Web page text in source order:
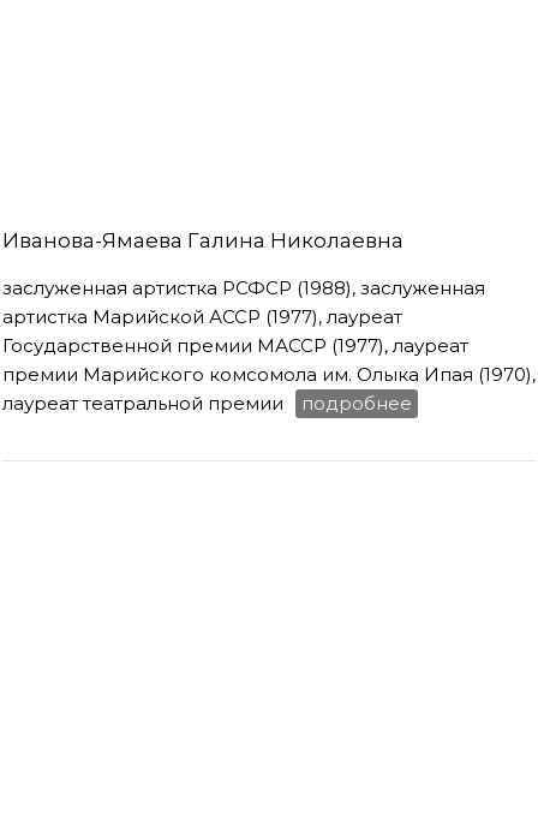
Иванова-Ямаева Галина Николаевна
заслуженная артистка РСФСР (1988), заслуженная
артистка Марийской АССР (1977), лауреат
Государственной премии МАССР (1977), лауреат
премии Марийского комсомола им. Олыка Ипая (1970),
лауреат театральной премии
подробнее